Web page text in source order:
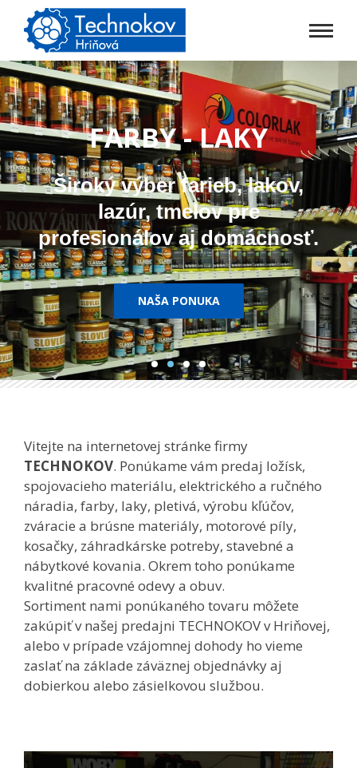
FARBY - LAKY
Široký výber farieb, lakov,
lazúr, tmelov pre
profesionálov aj domácnosť.
NAŠA PONUKA
Vitejte na internetovej stránke firmy
TECHNOKOV. Ponúkame vám predaj ložísk,
spojovacieho materiálu, elektrického a ručného
náradia, farby, laky, pletivá, výrobu kľúčov,
zváracie a brúsne materiály, motorové píly,
kosačky, záhradkárske potreby, stavebné a
nábytkové kovania. Okrem toho ponúkame
kvalitné pracovné odevy a obuv.
Sortiment nami ponúkaného tovaru môžete
zakúpiť v našej predajni TECHNOKOV v Hriňovej,
alebo v prípade vzájomnej dohody ho vieme
zaslať na základe záväznej objednávky aj
dobierkou alebo zásielkovou službou.